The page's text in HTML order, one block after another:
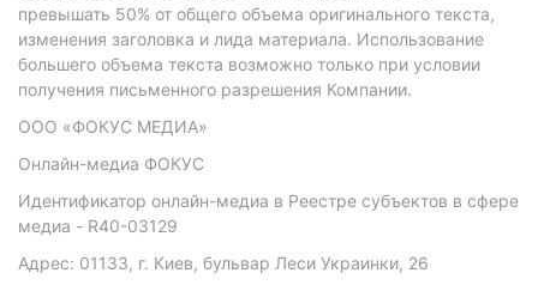
превышать 50% от общего объема оригинального текста,
изменения заголовка и лида материала. Использование
большего объема текста возможно только при условии
получения письменного разрешения Компании.
ООО «ФОКУС МЕДИА»
Онлайн-медиа ФОКУС
Идентификатор онлайн-медиа в Реестре субъектов в сфере
медиа - R40-03129
Адрес: 01133, г. Киев, бульвар Леси Украинки, 26